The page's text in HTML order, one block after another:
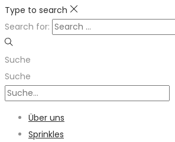
Type to search
Search for:
Suche
Suche
Über uns
Sprinkles